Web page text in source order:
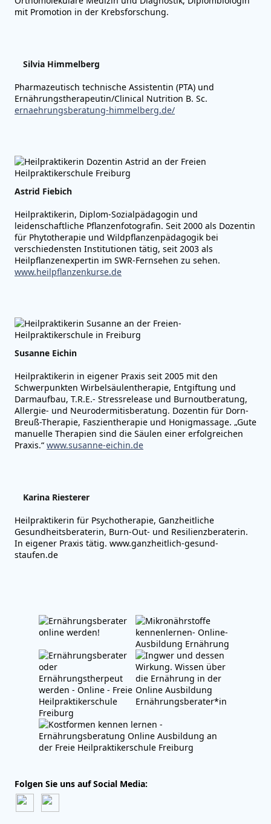
mit Promotion in der Krebsforschung.
Silvia Himmelberg
Pharmazeutisch technische Assistentin (PTA) und
Ernährungstherapeutin/Clinical Nutrition B. Sc.
ernaehrungsberatung-himmelberg.de/
Astrid Fiebich
Heilpraktikerin, Diplom-Sozialpädagogin und
leidenschaftliche Pflanzenfotografin. Seit 2000 als Dozentin
für Phytotherapie und Wildpflanzenpädagogik bei
verschiedensten Institutionen tätig, seit 2003 als
Heilpflanzenexpertin im SWR-Fernsehen zu sehen.
www.heilpflanzenkurse.de
Susanne Eichin
Heilpraktikerin in eigener Praxis seit 2005 mit den
Schwerpunkten Wirbelsäulentherapie, Entgiftung und
Darmaufbau, T.R.E.- Stressrelease und Burnoutberatung,
Allergie- und Neurodermitisberatung. Dozentin für Dorn-
Breuß-Therapie, Faszientherapie und Honigmassage. „Gute
manuelle Therapien sind die Säulen einer erfolgreichen
Praxis.“ www.susanne-eichin.de
Karina Riesterer
Heilpraktikerin für Psychotherapie, Ganzheitliche
Gesundheitsberaterin, Burn-Out- und Resilienzberaterin.
In eigener Praxis tätig. www.ganzheitlich-gesund-
staufen.de
Folgen Sie uns auf Social Media: